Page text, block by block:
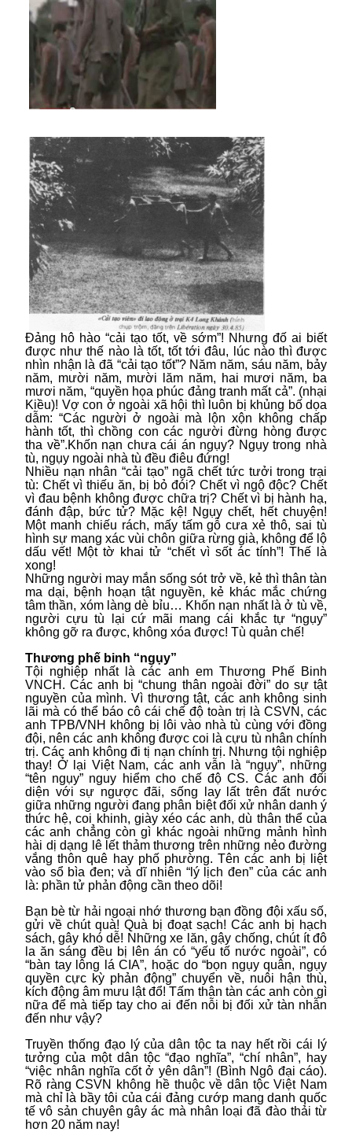
Đảng hô hào “cải tạo tốt, về sớm”! Nhưng đố ai biết
được như thế nào là tốt, tốt tới đâu, lúc nào thì được
nhìn nhận là đã “cải tạo tốt”? Năm năm, sáu năm, bảy
năm, mười năm, mười lăm năm, hai mươi năm, ba
mươi năm, “quyền họa phúc đảng tranh mất cả”. (nhại
Kiều)! Vợ con ở ngoài xã hội thì luôn bị khủng bố dọa
dẫm: “Các người ở ngoài mà lộn xộn không chấp
hành tốt, thì chồng con các người đừng hòng được
tha về”.Khốn nạn chưa cái án ngụy? Ngụy trong nhà
tù, ngụy ngoài nhà tù đều điêu đứng!
Nhiều nạn nhân “cải tạo” ngã chết tức tưởi trong trại
tù: Chết vì thiếu ăn, bị bỏ đói? Chết vì ngộ độc? Chết
vì đau bệnh không được chữa trị? Chết vì bị hành hạ,
đánh đập, bức tử? Mặc kệ! Ngụy chết, hết chuyện!
Một manh chiếu rách, mấy tấm gỗ cưa xẻ thô, sai tù
hình sự mang xác vùi chôn giữa rừng già, không để lộ
dấu vết! Một tờ khai tử “chết vì sốt ác tính”! Thế là
xong!
Những người may mắn sống sót trở về, kẻ thì thân tàn
ma dại, bệnh hoạn tật nguyền, kẻ khác mắc chứng
tâm thần, xóm làng dè bỉu… Khốn nạn nhất là ở tù về,
người cựu tù lại cứ mãi mang cái khắc tự “ngụy”
không gỡ ra được, không xóa được! Tù quản chế!
Thương phế binh “ngụy”
Tội nghiệp nhất là các anh em Thương Phế Binh
VNCH. Các anh bị “chung thân ngoài đời” do sự tật
nguyền của mình. Vì thương tật, các anh không sinh
lãi mà có thể báo cô cái chế độ toàn trị là CSVN, các
anh TPB/VNH không bị lôi vào nhà tù cùng với đồng
đội, nên các anh không được coi là cựu tù nhân chính
trị. Các anh không đi tị nạn chính trị. Nhưng tội nghiệp
thay! Ở lại Việt Nam, các anh vẫn là “ngụy”, những
“tên ngụy” nguy hiểm cho chế độ CS. Các anh đối
diện với sự ngược đãi, sống lay lất trên đất nước
giữa những người đang phân biệt đối xử nhân danh ý
thức hệ, coi khinh, giày xéo các anh, dù thân thể của
các anh chẳng còn gì khác ngoài những mảnh hình
hài dị dạng lê lết thảm thương trên những nẻo đường
vắng thôn quê hay phố phường. Tên các anh bị liệt
vào sổ bìa đen; và dĩ nhiên “lý lịch đen” của các anh
là: phần tử phản động cần theo dõi!
Bạn bè từ hải ngoại nhớ thương bạn đồng đội xấu số,
gửi về chút quà! Quà bị đoạt sạch! Các anh bị hạch
sách, gây khó dễ! Những xe lăn, gậy chống, chút ít đô
la ăn sáng đều bị lên án có “yếu tố nước ngoài”, có
“bàn tay lông lá CIA”, hoặc do “bọn ngụy quân, ngụy
quyền cực kỳ phản động” chuyển về, nuôi hận thù,
kích động âm mưu lật đổ! Tấm thân tàn các anh còn gì
nữa để mà tiếp tay cho ai đến nỗi bị đối xử tàn nhẫn
đến như vậy?
Truyền thống đạo lý của dân tộc ta nay hết rồi cái lý
tưởng của một dân tộc “đạo nghĩa”, “chí nhân”, hay
“việc nhân nghĩa cốt ở yên dân”! (Bình Ngô đại cáo).
Rõ ràng CSVN không hề thuộc về dân tộc Việt Nam
mà chỉ là bầy tôi của cái đảng cướp mang danh quốc
tế vô sản chuyên gây ác mà nhân loại đã đào thải từ
hơn 20 năm nay!